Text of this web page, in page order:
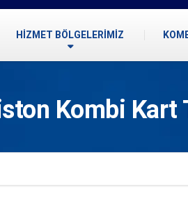
HİZMET BÖLGELERİMİZ
Kombi Kart